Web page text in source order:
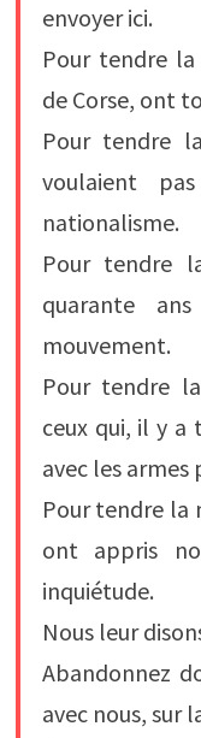
envoyer ici.
Pour tendre la
de Corse, ont
Pour tendre
voulaient
nationalisme.
Pour tendre
quarante
mouvement.
Pour tendre
ceux qui, il y
avec les armes
Pour tendre la
ont appris
inquiétude.
Nous leur
Abandonnez
avec nous, sur